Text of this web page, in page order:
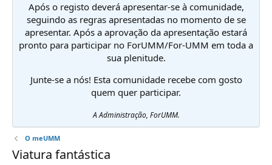
Após o registo deverá apresentar-se à comunidade,
seguindo as regras apresentadas no momento de se
apresentar. Após a aprovação da apresentação estará
pronto para participar no ForUMM/For-UMM em toda a
sua plenitude.
Junte-se a nós! Esta comunidade recebe com gosto
quem quer participar.
A Administração, ForUMM.
O meUMM
Viatura fantástica